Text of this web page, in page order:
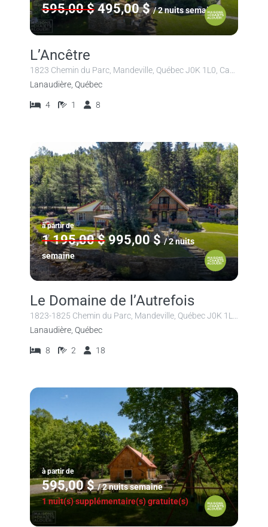
595,00 $ 495,00 $ / 2 nuits semaine
L’Ancêtre
Lanaudière, Québec
4 1 8
à partir de
1 195,00 $ 995,00 $ / 2 nuits
semaine
Le Domaine de l’Autrefois
Lanaudière, Québec
8 2 18
à partir de
595,00 $ / 2 nuits semaine
1 nuit(s) supplémentaire(s) gratuite(s)